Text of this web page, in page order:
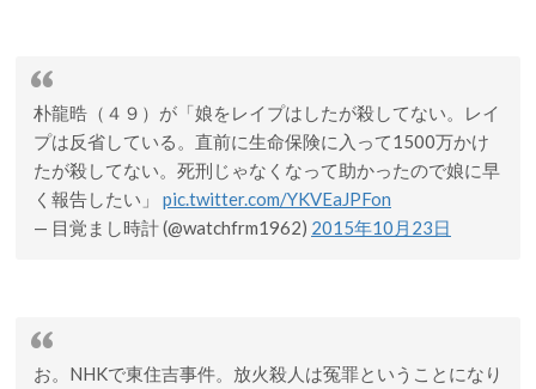
朴龍晧（４９）が「娘をレイプはしたが殺してない。レイ
プは反省している。直前に生命保険に入って1500万かけ
たが殺してない。死刑じゃなくなって助かったので娘に早
く報告したい」 pic.twitter.com/YKVEaJPFon
— 目覚まし時計 (@watchfrm1962) 2015年10月23日
お。NHKで東住吉事件。放火殺人は冤罪ということになり